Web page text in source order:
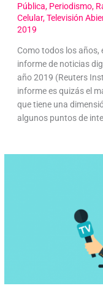
Pública, Periodismo,
Celular,Televisión
2019
Como todos los años,
informe de noticias
año 2019 (Reuters
informe es quizás el
que tiene una
algunos puntos de